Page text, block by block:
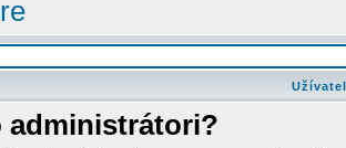
administrátori?